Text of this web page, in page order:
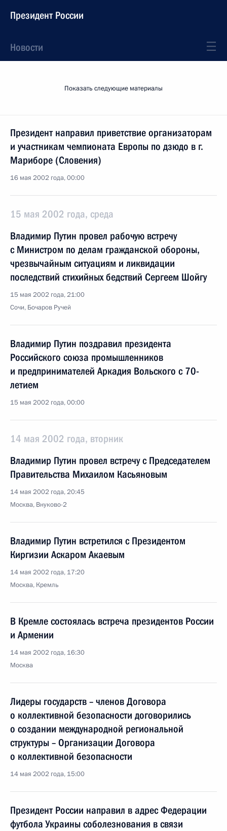
Президент России
Новости
Показать следующие материалы
Президент направил приветствие организаторам
и участникам чемпионата Европы по дзюдо в г.
Мариборе (Словения)
16 мая 2002 года, 00:00
15 мая 2002 года, среда
Владимир Путин провел рабочую встречу
с Министром по делам гражданской обороны,
чрезвычайным ситуациям и ликвидации
последствий стихийных бедствий Сергеем Шойгу
15 мая 2002 года, 21:00
Сочи, Бочаров Ручей
Владимир Путин поздравил президента
Российского союза промышленников
и предпринимателей Аркадия Вольского с 70-
летием
15 мая 2002 года, 00:00
14 мая 2002 года, вторник
Владимир Путин провел встречу с Председателем
Правительства Михаилом Касьяновым
14 мая 2002 года, 20:45
Москва, Внуково-2
Владимир Путин встретился с Президентом
Киргизии Аскаром Акаевым
14 мая 2002 года, 17:20
Москва, Кремль
В Кремле состоялась встреча президентов России
и Армении
14 мая 2002 года, 16:30
Москва
Лидеры государств – членов Договора
о коллективной безопасности договорились
о создании международной региональной
структуры – Организации Договора
о коллективной безопасности
14 мая 2002 года, 15:00
Президент России направил в адрес Федерации
футбола Украины соболезнования в связи